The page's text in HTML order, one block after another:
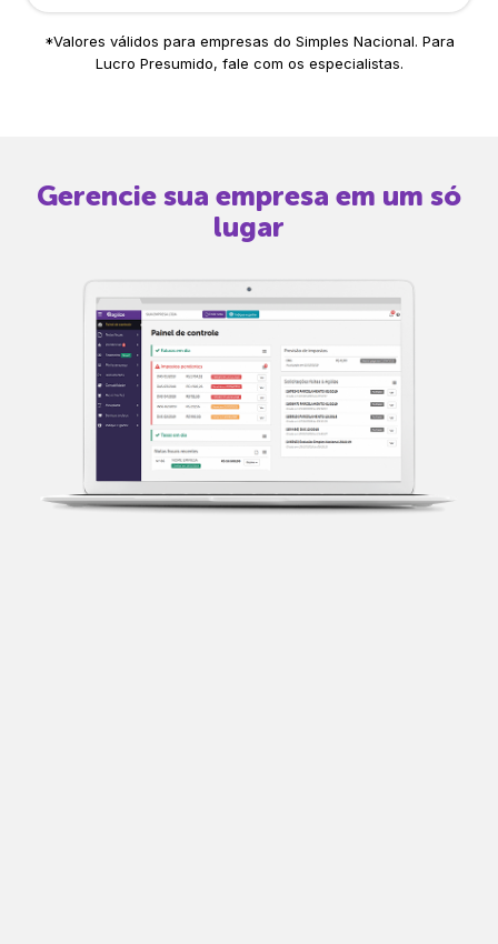
*Valores válidos para empresas do Simples Nacional. Para
Lucro Presumido, fale com os especialistas.
Gerencie sua empresa em um só
lugar